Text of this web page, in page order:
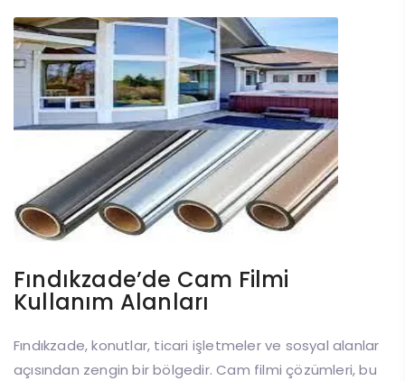
Fındıkzade’de Cam Filmi
Kullanım Alanları
Fındıkzade, konutlar, ticari işletmeler ve sosyal alanlar
açısından zengin bir bölgedir. Cam filmi çözümleri, bu